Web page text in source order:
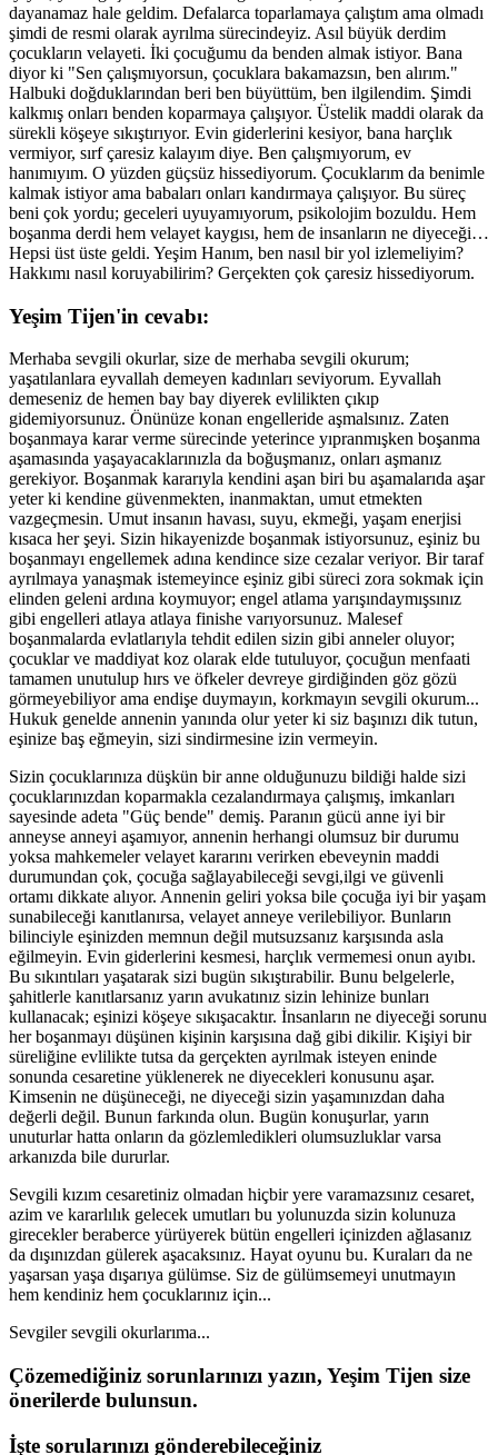
dayanamaz hale geldim. Defalarca toparlamaya çalıştım ama olmadı
şimdi de resmi olarak ayrılma sürecindeyiz. Asıl büyük derdim
çocukların velayeti. İki çocuğumu da benden almak istiyor. Bana
diyor ki "Sen çalışmıyorsun, çocuklara bakamazsın, ben alırım."
Halbuki doğduklarından beri ben büyüttüm, ben ilgilendim. Şimdi
kalkmış onları benden koparmaya çalışıyor. Üstelik maddi olarak da
sürekli köşeye sıkıştırıyor. Evin giderlerini kesiyor, bana harçlık
vermiyor, sırf çaresiz kalayım diye. Ben çalışmıyorum, ev
hanımıyım. O yüzden güçsüz hissediyorum. Çocuklarım da benimle
kalmak istiyor ama babaları onları kandırmaya çalışıyor. Bu süreç
beni çok yordu; geceleri uyuyamıyorum, psikolojim bozuldu. Hem
boşanma derdi hem velayet kaygısı, hem de insanların ne diyeceği…
Hepsi üst üste geldi. Yeşim Hanım, ben nasıl bir yol izlemeliyim?
Hakkımı nasıl koruyabilirim? Gerçekten çok çaresiz hissediyorum.
Yeşim Tijen'in cevabı:
Merhaba sevgili okurlar, size de merhaba sevgili okurum;
yaşatılanlara eyvallah demeyen kadınları seviyorum. Eyvallah
demeseniz de hemen bay bay diyerek evlilikten çıkıp
gidemiyorsunuz. Önünüze konan engelleride aşmalsınız. Zaten
boşanmaya karar verme sürecinde yeterince yıpranmışken boşanma
aşamasında yaşayacaklarınızla da boğuşmanız, onları aşmanız
gerekiyor. Boşanmak kararıyla kendini aşan biri bu aşamalarıda aşar
yeter ki kendine güvenmekten, inanmaktan, umut etmekten
vazgeçmesin. Umut insanın havası, suyu, ekmeği, yaşam enerjisi
kısaca her şeyi. Sizin hikayenizde boşanmak istiyorsunuz, eşiniz bu
boşanmayı engellemek adına kendince size cezalar veriyor. Bir taraf
ayrılmaya yanaşmak istemeyince eşiniz gibi süreci zora sokmak için
elinden geleni ardına koymuyor; engel atlama yarışındaymışsınız
gibi engelleri atlaya atlaya finishe varıyorsunuz. Malesef
boşanmalarda evlatlarıyla tehdit edilen sizin gibi anneler oluyor;
çocuklar ve maddiyat koz olarak elde tutuluyor, çocuğun menfaati
tamamen unutulup hırs ve öfkeler devreye girdiğinden göz gözü
görmeyebiliyor ama endişe duymayın, korkmayın sevgili okurum...
Hukuk genelde annenin yanında olur yeter ki siz başınızı dik tutun,
eşinize baş eğmeyin, sizi sindirmesine izin vermeyin.
Sizin çocuklarınıza düşkün bir anne olduğunuzu bildiği halde sizi
çocuklarınızdan koparmakla cezalandırmaya çalışmış, imkanları
sayesinde adeta "Güç bende" demiş. Paranın gücü anne iyi bir
anneyse anneyi aşamıyor, annenin herhangi olumsuz bir durumu
yoksa mahkemeler velayet kararını verirken ebeveynin maddi
durumundan çok, çocuğa sağlayabileceği sevgi,ilgi ve güvenli
ortamı dikkate alıyor. Annenin geliri yoksa bile çocuğa iyi bir yaşam
sunabileceği kanıtlanırsa, velayet anneye verilebiliyor. Bunların
bilinciyle eşinizden memnun değil mutsuzsanız karşısında asla
eğilmeyin. Evin giderlerini kesmesi, harçlık vermemesi onun ayıbı.
Bu sıkıntıları yaşatarak sizi bugün sıkıştırabilir. Bunu belgelerle,
şahitlerle kanıtlarsanız yarın avukatınız sizin lehinize bunları
kullanacak; eşinizi köşeye sıkışacaktır. İnsanların ne diyeceği sorunu
her boşanmayı düşünen kişinin karşısına dağ gibi dikilir. Kişiyi bir
süreliğine evlilikte tutsa da gerçekten ayrılmak isteyen eninde
sonunda cesaretine yüklenerek ne diyecekleri konusunu aşar.
Kimsenin ne düşüneceği, ne diyeceği sizin yaşamınızdan daha
değerli değil. Bunun farkında olun. Bugün konuşurlar, yarın
unuturlar hatta onların da gözlemledikleri olumsuzluklar varsa
arkanızda bile dururlar.
Sevgili kızım cesaretiniz olmadan hiçbir yere varamazsınız cesaret,
azim ve kararlılık gelecek umutları bu yolunuzda sizin kolunuza
girecekler beraberce yürüyerek bütün engelleri içinizden ağlasanız
da dışınızdan gülerek aşacaksınız. Hayat oyunu bu. Kuraları da ne
yaşarsan yaşa dışarıya gülümse. Siz de gülümsemeyi unutmayın
hem kendiniz hem çocuklarınız için...
Sevgiler sevgili okurlarıma...
Çözemediğiniz sorunlarınızı yazın, Yeşim Tijen size
önerilerde bulunsun.
İşte sorularınızı gönderebileceğiniz